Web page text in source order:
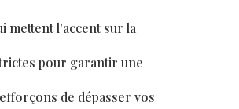
mettent l'accent sur la
pour garantir une
de dépasser vos